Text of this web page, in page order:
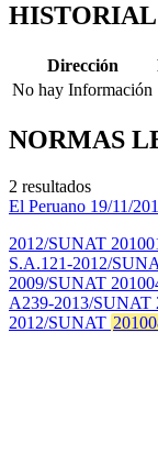
Dirección
No hay Información
NORMAS
2 resultados
El Peruano 19/11/
2012/SUNAT
S.A.121-2012/
2009/SUNAT
A239-2013/SUNAT
2012/SUNAT